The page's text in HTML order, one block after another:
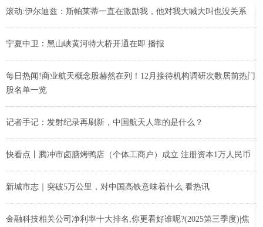
滚动:伊尔迪兹：斯帕莱蒂一直在激励我，他对我大喊大叫也没关系
宁夏中卫：黑山峡黄河特大桥开通在即 播报
每日热闻!商业航天概念股赫然在列！12月接待机构调研次数居前热门
股名单一览
记者手记：发射纪录再刷新，中国航天人靠的是什么？
快看点丨腾冲市卤膳烤鸭店（个体工商户）成立 注册资本1万人民币
新城市志｜突破5万公里，对中国高铁意味着什么 看热讯
金融科技相关公司净利率十大排名,你更看好谁呢?(2025第三季度)|焦